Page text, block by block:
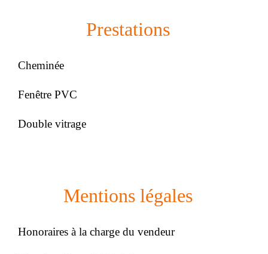
Prestations
Cheminée
Fenêtre PVC
Double vitrage
Mentions légales
Honoraires à la charge du vendeur